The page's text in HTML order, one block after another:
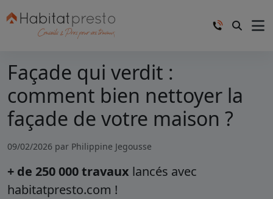
Façade qui verdit :
comment bien nettoyer la
façade de votre maison ?
09/02/2026 par Philippine Jegousse
+ de 250 000 travaux lancés avec
habitatpresto.com !